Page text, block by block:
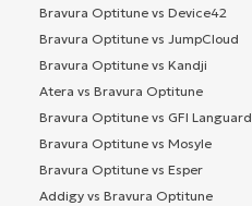
Bravura Optitune vs Device42
Bravura Optitune vs JumpCloud
Bravura Optitune vs Kandji
Atera vs Bravura Optitune
Bravura Optitune vs GFI Languard
Bravura Optitune vs Mosyle
Bravura Optitune vs Esper
Addigy vs Bravura Optitune